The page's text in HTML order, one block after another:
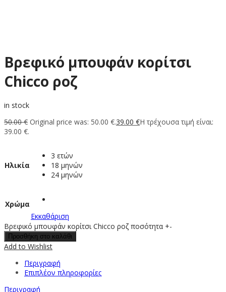
Βρεφικό μπουφάν κορίτσι
Chicco ροζ
in stock
50.00€ Original price was: 50.00 €.39.00 €Η τρέχουσα τιμή είναι:
39.00 €.
Ηλικία
3 ετών
18 μηνών
24 μηνών
Χρώμα
Εκκαθάριση
Βρεφικό μπουφάν κορίτσι Chicco ροζ ποσότητα +-
Προσθήκη στο καλάθι
Add to Wishlist
Περιγραφή
Επιπλέον πληροφορίες
Περιγραφή